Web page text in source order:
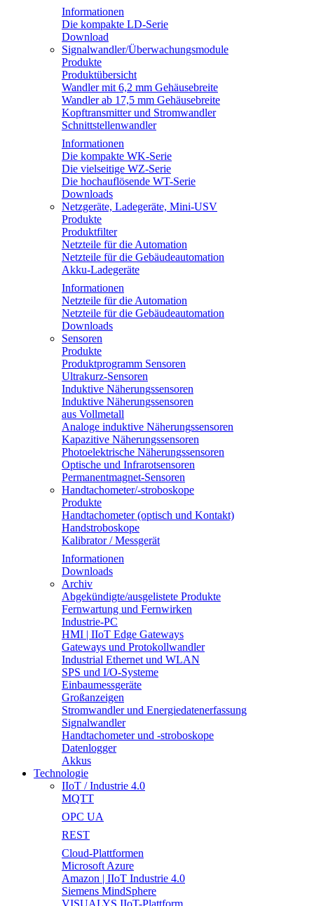
Informationen
Die kompakte LD-Serie
Download
Signalwandler/Überwachungsmodule
Produkte
Produktübersicht
Wandler mit 6,2 mm Gehäusebreite
Wandler ab 17,5 mm Gehäusebreite
Kopftransmitter und Stromwandler
Schnittstellenwandler
Informationen
Die kompakte WK-Serie
Die vielseitige WZ-Serie
Die hochauflösende WT-Serie
Downloads
Netzgeräte, Ladegeräte, Mini-USV
Produkte
Produktfilter
Netzteile für die Automation
Netzteile für die Gebäudeautomation
Akku-Ladegeräte
Informationen
Netzteile für die Automation
Netzteile für die Gebäudeautomation
Downloads
Sensoren
Produkte
Produktprogramm Sensoren
Ultrakurz-Sensoren
Induktive Näherungssensoren
Induktive Näherungssensoren
aus Vollmetall
Analoge induktive Näherungssensoren
Kapazitive Näherungssensoren
Photoelektrische Näherungssensoren
Optische und Infrarotsensoren
Permanentmagnet-Sensoren
Handtachometer/-stroboskope
Produkte
Handtachometer (optisch und Kontakt)
Handstroboskope
Kalibrator / Messgerät
Informationen
Downloads
Archiv
Abgekündigte/ausgelistete Produkte
Fernwartung und Fernwirken
Industrie-PC
HMI | IIoT Edge Gateways
Gateways und Protokollwandler
Industrial Ethernet und WLAN
SPS und I/O-Systeme
Einbaumessgeräte
Großanzeigen
Stromwandler und Energiedatenerfassung
Signalwandler
Handtachometer und -stroboskope
Datenlogger
Akkus
Technologie
IIoT / Industrie 4.0
MQTT
OPC UA
REST
Cloud-Plattformen
Microsoft Azure
Amazon | IIoT Industrie 4.0
Siemens MindSphere
VISUALYS IIoT-Plattform